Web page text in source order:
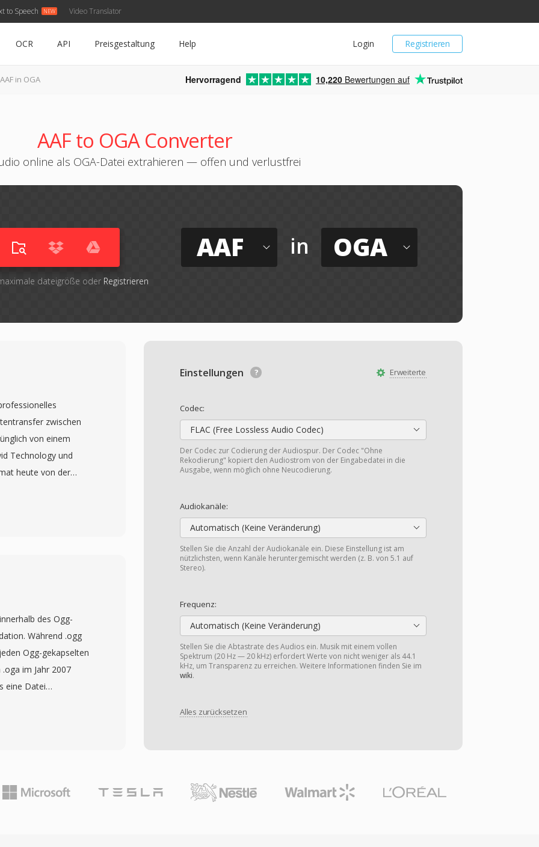
to Speech Video Translator
Registrieren
Login
OCR API Preisgestaltung Help
AAF in OGA Hervorragend 10,220 Bewertungen auf
AAF to OGA Converter
online als OGA-Datei extrahieren — offen und verlustfrei
dateigröße oder Registrieren
AAF in OGA
Erweiterte
Einstellungen
Codec:
FLAC (Free Lossless Audio Codec)
Der Codec zur Codierung der Audiospur. Der Codec "Ohne
Rekodierung" kopiert den Audiostrom von der Eingabedatei in die
Ausgabe, wenn möglich ohne Neucodierung.
Audiokanäle:
Automatisch (Keine Veränderung)
Stellen Sie die Anzahl der Audiokanäle ein. Diese Einstellung ist am
nützlichsten, wenn Kanäle heruntergemischt werden (z. B. von 5.1 auf
Stereo).
Frequenz:
Automatisch (Keine Veränderung)
Stellen Sie die Abtastrate des Audios ein. Musik mit einem vollen
Spektrum (20 Hz — 20 kHz) erfordert Werte von nicht weniger als 44.1
kHz, um Transparenz zu erreichen. Weitere Informationen finden Sie im
wiki.
Alles zurücksetzen
zwischen
von einem
Technology und
heute von der
gepflegt. Erstmals
und komplexe
sowohl eingebettete
die Flexibilität
oder Medien extern
Format verarbeitet
Timecode-
Träger für
des Ogg-
Während .ogg
Ogg-gekapselten
im Jahr 2007
eine Datei
Haube können OGA-
.oga-Erweiterung
optimieren, ohne